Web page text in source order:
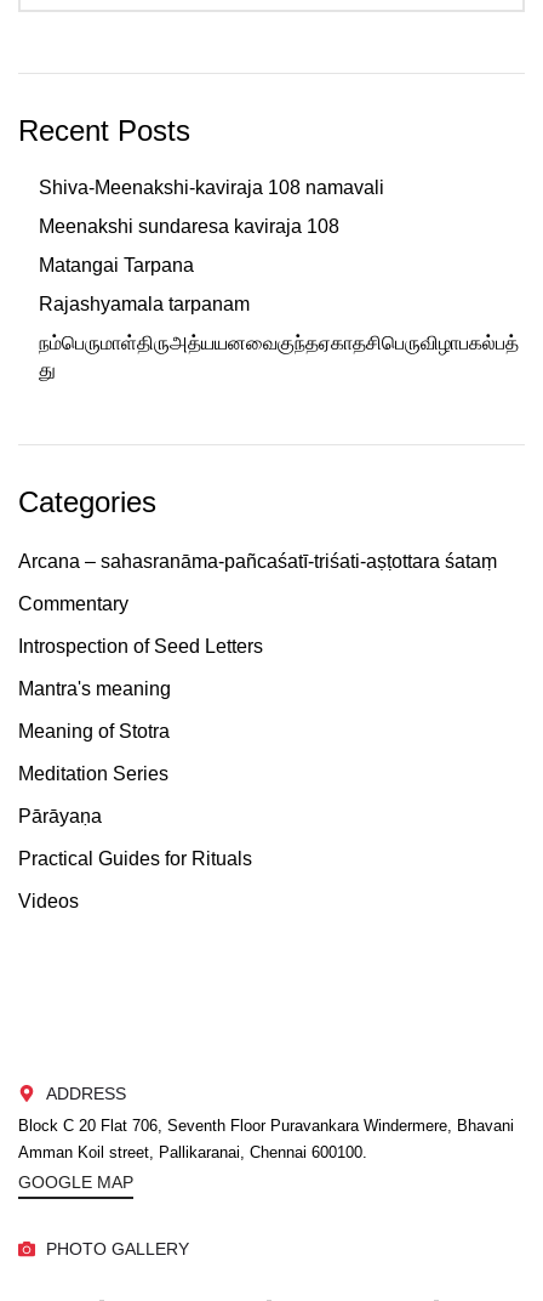
Recent Posts
Shiva-Meenakshi-kaviraja 108 namavali
Meenakshi sundaresa kaviraja 108
Matangai Tarpana
Rajashyamala tarpanam
நம்பெருமாள்திருஅத்யயனவைகுந்தஏகாதசிபெருவிழாபகல்பத்
து
Categories
Arcana – sahasranāma-pañcaśatī-triśati-aṣṭottara śataṃ
Commentary
Introspection of Seed Letters
Mantra's meaning
Meaning of Stotra
Meditation Series
Pārāyaṇa
Practical Guides for Rituals
Videos
ADDRESS
Block C 20 Flat 706, Seventh Floor Puravankara Windermere, Bhavani
Amman Koil street, Pallikaranai, Chennai 600100.
GOOGLE MAP
PHOTO GALLERY